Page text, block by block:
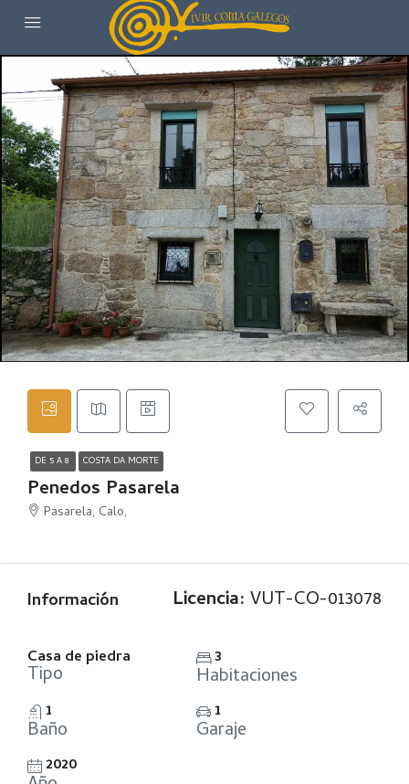
DE 5 A 8 COSTA DA MORTE
Penedos Pasarela
Pasarela, Calo,
Información Licencia: VUT-CO-013078
Casa de piedra
Tipo
3
Habitaciones
1
Baño
1
Garaje
2020